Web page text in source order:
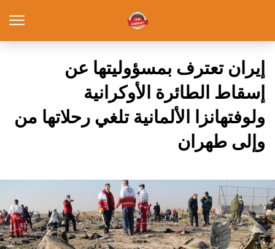
إيران تعترف بمسؤوليتها عن
إسقاط الطائرة الأوكرانية
ولوفتهانزا الألمانية تلغي رحلاتها من
وإلى طهران